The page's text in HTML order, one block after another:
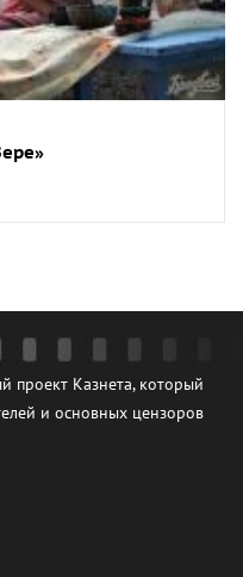
проект Казнета, который
и основных цензоров